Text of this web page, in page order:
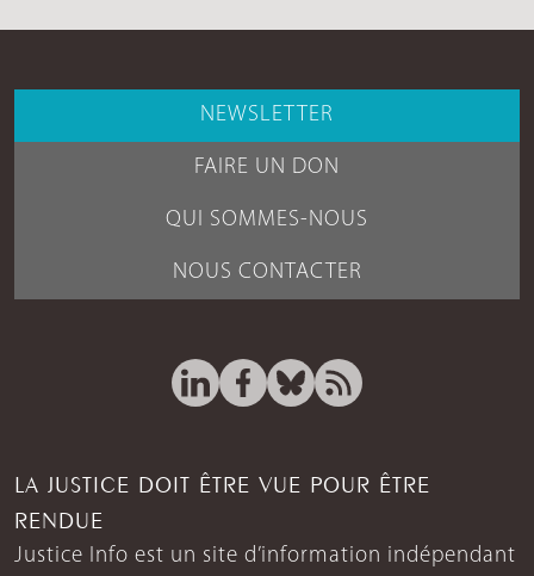
NEWSLETTER
FAIRE UN DON
QUI SOMMES-NOUS
NOUS CONTACTER
LA JUSTICE DOIT ÊTRE VUE POUR ÊTRE
RENDUE
Justice Info est un site d’information indépendant